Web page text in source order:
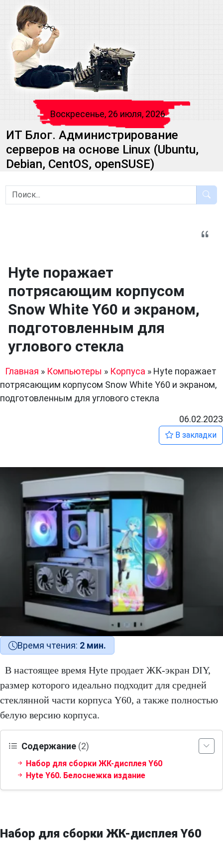
Воскресенье, 26 июля, 2026
ИТ Блог. Администрирование
серверов на основе Linux (Ubuntu,
Debian, CentOS, openSUSE)
Hyte поражает
потрясающим корпусом
Snow White Y60 и экраном,
подготовленным для
углового стекла
Главная » Компьютеры » Корпуса » Hyte поражает
потрясающим корпусом Snow White Y60 и экраном,
подготовленным для углового стекла
06.02.2023
В закладки
Время чтения: 2 мин.
В настоящее время Hyte продает ЖК-экран DIY,
размер которого идеально подходит для средней
стеклянной части корпуса Y60, а также полностью
белую версию корпуса.
Содержание (2)
Набор для сборки ЖК-дисплея Y60
Hyte Y60. Белоснежка издание
Набор для сборки ЖК-дисплея Y60